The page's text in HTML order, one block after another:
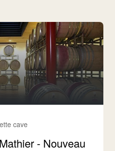
cave
- Nouveau